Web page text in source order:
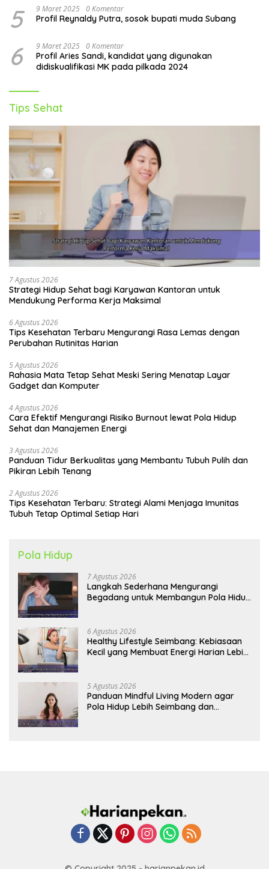
5 9 Maret 2025 0 Komentar
Profil Reynaldy Putra, sosok bupati muda Subang
6 9 Maret 2025 0 Komentar
Profil Aries Sandi, kandidat yang digunakan
didiskualifikasi MK pada pilkada 2024
Tips Sehat
7 Agustus 2026
Strategi Hidup Sehat bagi Karyawan Kantoran untuk
Mendukung Performa Kerja Maksimal
6 Agustus 2026
Tips Kesehatan Terbaru Mengurangi Rasa Lemas dengan
Perubahan Rutinitas Harian
5 Agustus 2026
Rahasia Mata Tetap Sehat Meski Sering Menatap Layar
Gadget dan Komputer
4 Agustus 2026
Cara Efektif Mengurangi Risiko Burnout lewat Pola Hidup
Sehat dan Manajemen Energi
3 Agustus 2026
Panduan Tidur Berkualitas yang Membantu Tubuh Pulih dan
Pikiran Lebih Tenang
2 Agustus 2026
Tips Kesehatan Terbaru: Strategi Alami Menjaga Imunitas
Tubuh Tetap Optimal Setiap Hari
Pola Hidup
7 Agustus 2026
Langkah Sederhana Mengurangi
Begadang untuk Membangun Pola Hidup
6 Agustus 2026
Healthy Lifestyle Seimbang: Kebiasaan
Kecil yang Membuat Energi Harian Lebih
5 Agustus 2026
Panduan Mindful Living Modern agar
Pola Hidup Lebih Seimbang dan